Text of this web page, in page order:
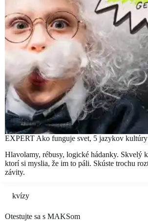
EXPERT Ako funguje svet, 5 jazykov kultúry
Hlavolamy, rébusy, logické hádanky. Skvelý
ktorí si myslia, že im to páli. Skúste trochu
závity.
kvízy
Otestujte sa s MAKSom